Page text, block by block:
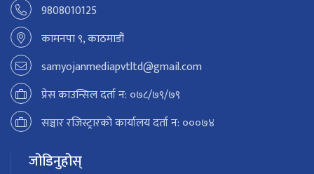
9808010125
कामनपा ९, काठमाडौं
samyojanmediapvtltd@gmail.com
प्रेस काउन्सिल दर्ता न: ०७८/७९/७९
सञ्चार रजिस्ट्रारको कार्यालय दर्ता न: ०००७४
जोडिनुहोस्